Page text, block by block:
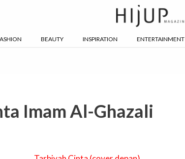
BEAUTY INSPIRATION ENTERTAINMENT
Imam Al-Ghazali